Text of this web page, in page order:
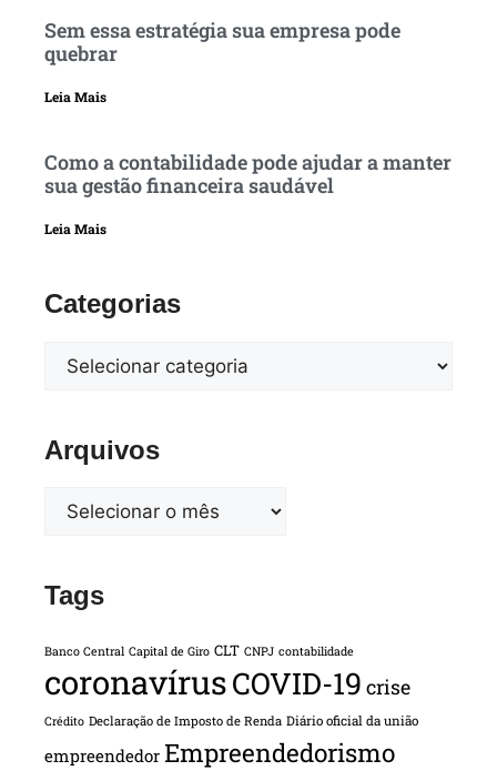
Sem essa estratégia sua empresa pode
quebrar
Leia Mais
Como a contabilidade pode ajudar a manter
sua gestão financeira saudável
Leia Mais
Categorias
Arquivos
Tags
Banco Central Capital de Giro CLT CNPJ contabilidade
coronavírusCOVID-19 crise
Crédito Declaração de Imposto de Renda Diário oficial da união
empreendedor Empreendedorismo